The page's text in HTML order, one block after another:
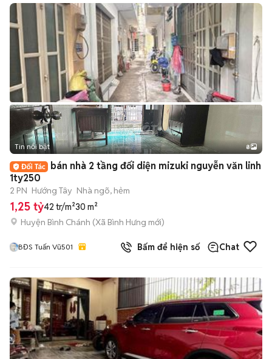
+2
Tin nổi bật 8
bán nhà 2 tầng đối diện mizuki nguyễn văn linh
1ty250
2 PN Hướng Tây Nhà ngõ, hẻm
1,25 tỷ42 tr/m²30 m²
Huyện Bình Chánh (Xã Bình Hưng mới)
BĐS Tuấn Vũ501 Bấm để hiện số Chat